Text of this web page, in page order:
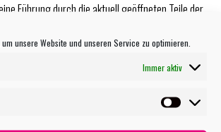
unsere Website und unseren Service zu optimieren.
Immer aktiv
Führung durch die aktuell geöffneten Teile der
Schaible im Mittelpunkt des Rundganges.
Museumskasse